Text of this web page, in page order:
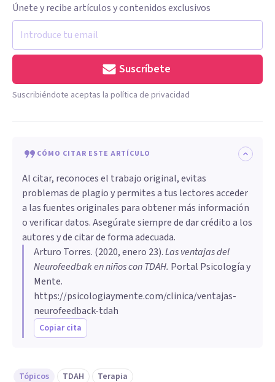
Únete y recibe artículos y contenidos exclusivos
Suscríbete
Suscribiéndote aceptas la política de privacidad
CÓMO CITAR ESTE ARTÍCULO
Al citar, reconoces el trabajo original, evitas
problemas de plagio y permites a tus lectores acceder
a las fuentes originales para obtener más información
o verificar datos. Asegúrate siempre de dar crédito a los
autores y de citar de forma adecuada.
Arturo Torres. (2020, enero 23).Las ventajas del
Neurofeedbak en niños con TDAH. Portal Psicología y
Mente.
https://psicologiaymente.com/clinica/ventajas-
neurofeedback-tdah
Copiar cita
Tópicos TDAH Terapia